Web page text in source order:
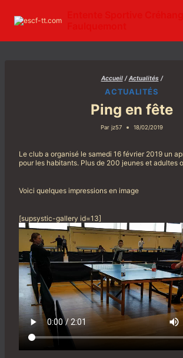
contenu
Accueil / Actualités /
ACTUALITÉS
Ping en fête
Par jz57 18/02/2019
Le club a organisé le samedi 16 février 2019 un
pour les habitants. Plus de 200 jeunes et adultes
Voici quelques impressions en image
[supsystic-gallery id=13]